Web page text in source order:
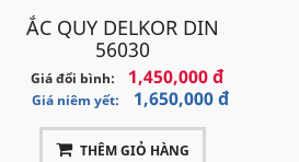
ẮC QUY DELKOR DIN
56030
Giá đổi bình: 1,450,000 đ
Giá niêm yết: 1,650,000 đ
THÊM GIỎ HÀNG